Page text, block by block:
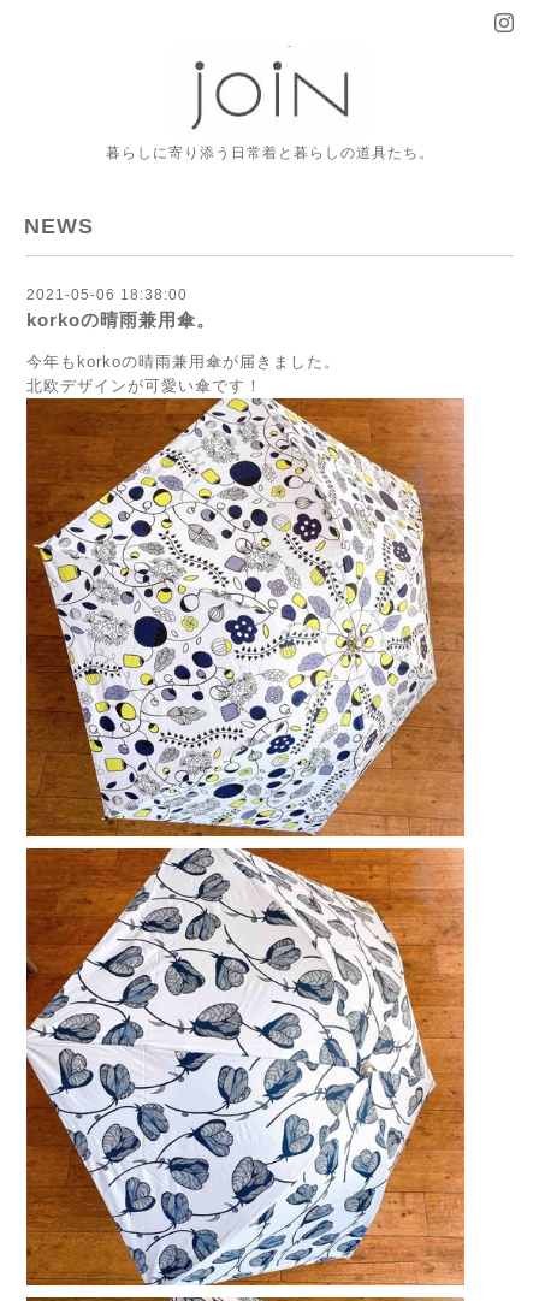
暮らしに寄り添う日常着と暮らしの道具たち。
NEWS
2021-05-06 18:38:00
korkoの晴雨兼用傘。
今年もkorkoの晴雨兼用傘が届きました。
北欧デザインが可愛い傘です！